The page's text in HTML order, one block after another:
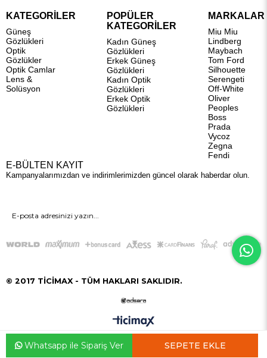
KATEGORİLER
Güneş
Gözlükleri
Optik
Gözlükler
Optik Camlar
Lens &
Solüsyon
POPÜLER
KATEGORİLER
Kadın Güneş
Gözlükleri
Erkek Güneş
Gözlükleri
Kadın Optik
Gözlükleri
Erkek Optik
Gözlükleri
MARKALAR
Miu Miu
Lindberg
Maybach
Tom Ford
Silhouette
Serengeti
Off-White
Oliver
Peoples
Boss
Prada
Vycoz
Zegna
Fendi
E-BÜLTEN KAYIT
Kampanyalarımızdan ve indirimlerimizden güncel olarak haberdar olun.
GÖNDER
© 2017 TİCİMAX - TÜM HAKLARI SAKLIDIR.
Favorilerim
Whatsapp ile Sipariş Ver